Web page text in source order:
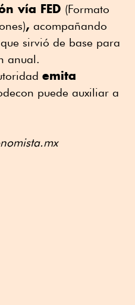
vía FED (Formato
, acompañando
sirvió de base para
anual.
emita
puede auxiliar a